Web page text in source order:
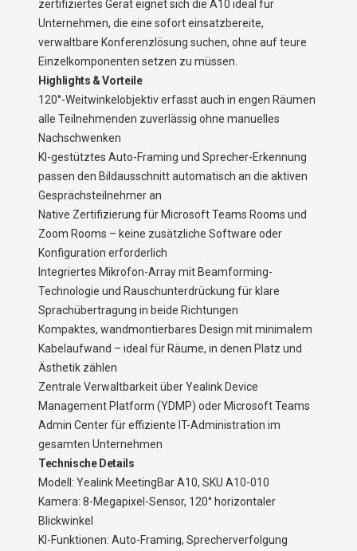
zertifiziertes Gerät eignet sich die A10 ideal für
Unternehmen, die eine sofort einsatzbereite,
verwaltbare Konferenzlösung suchen, ohne auf teure
Einzelkomponenten setzen zu müssen.
Highlights & Vorteile
120°-Weitwinkelobjektiv erfasst auch in engen Räumen
alle Teilnehmenden zuverlässig ohne manuelles
Nachschwenken
KI-gestütztes Auto-Framing und Sprecher-Erkennung
passen den Bildausschnitt automatisch an die aktiven
Gesprächsteilnehmer an
Native Zertifizierung für Microsoft Teams Rooms und
Zoom Rooms – keine zusätzliche Software oder
Konfiguration erforderlich
Integriertes Mikrofon-Array mit Beamforming-
Technologie und Rauschunterdrückung für klare
Sprachübertragung in beide Richtungen
Kompaktes, wandmontierbares Design mit minimalem
Kabelaufwand – ideal für Räume, in denen Platz und
Ästhetik zählen
Zentrale Verwaltbarkeit über Yealink Device
Management Platform (YDMP) oder Microsoft Teams
Admin Center für effiziente IT-Administration im
gesamten Unternehmen
Technische Details
Modell: Yealink MeetingBar A10, SKU A10-010
Kamera: 8-Megapixel-Sensor, 120° horizontaler
Blickwinkel
KI-Funktionen: Auto-Framing, Sprecherverfolgung